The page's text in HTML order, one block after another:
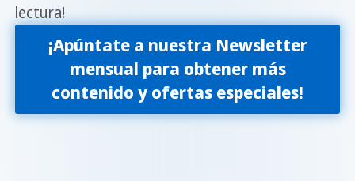
lectura!
¡Apúntate a nuestra Newsletter
mensual para obtener más
contenido y ofertas especiales!